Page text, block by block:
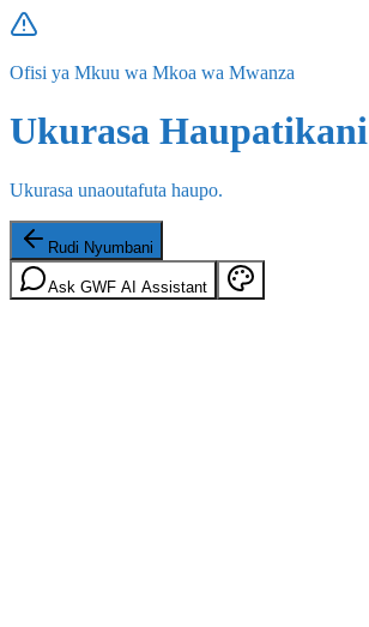
Ofisi ya Mkuu wa Mkoa wa Mwanza
Ukurasa Haupatikani
Ukurasa unaoutafuta haupo.
Rudi Nyumbani
Ask GWF AI Assistant